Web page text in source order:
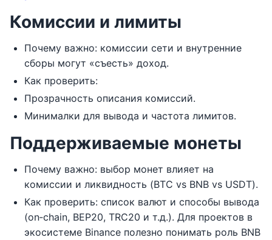
Комиссии и лимиты
Почему важно: комиссии сети и внутренние
сборы могут «съесть» доход.
Как проверить:
Прозрачность описания комиссий.
Минималки для вывода и частота лимитов.
Поддерживаемые монеты
Почему важно: выбор монет влияет на
комиссии и ликвидность (BTC vs BNB vs USDT).
Как проверить: список валют и способы вывода
(on‑chain, BEP20, TRC20 и т.д.). Для проектов в
экосистеме Binance полезно понимать роль BNB